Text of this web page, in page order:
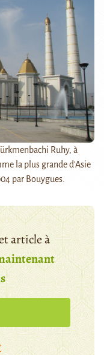
Ruhy, à
la plus grande d'Asie
par Bouygues.
article à